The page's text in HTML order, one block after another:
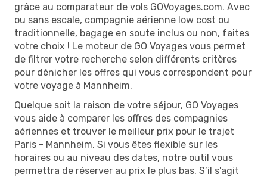
grâce au comparateur de vols GOVoyages.com. Avec
ou sans escale, compagnie aérienne low cost ou
traditionnelle, bagage en soute inclus ou non, faites
votre choix ! Le moteur de GO Voyages vous permet
de filtrer votre recherche selon différents critères
pour dénicher les offres qui vous correspondent pour
votre voyage à Mannheim.
Quelque soit la raison de votre séjour, GO Voyages
vous aide à comparer les offres des compagnies
aériennes et trouver le meilleur prix pour le trajet
Paris - Mannheim. Si vous êtes flexible sur les
horaires ou au niveau des dates, notre outil vous
permettra de réserver au prix le plus bas. S’il s'agit